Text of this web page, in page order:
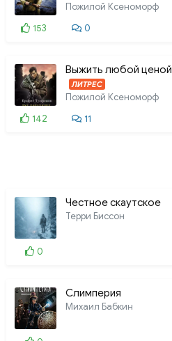
Пожилой Ксеноморф
153
0
Выжить любой ценой
ЛИТРЕС
Пожилой Ксеноморф
142
11
Честное скаутское
Терри Биссон
0
Слимперия
Михаил Бабкин